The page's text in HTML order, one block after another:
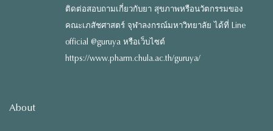
ติดต่อสอบถามเกี่ยวกับยา สุขภาพหรือนวัตกรรมของ
คณะเภสัชศาสตร์ จุฬาลงกรณ์มหาวิทยาลัย ได้ที่ Line
official @guruya หรือเว็บไซต์
https://www.pharm.chula.ac.th/guruya/
About